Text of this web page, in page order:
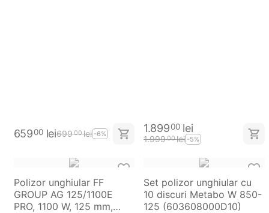
65900 lei69900lei -6% 1.89900 lei
1.99900lei -5%
Polizor unghiular FF
GROUP AG 125/1100E
PRO, 1100 W, 125 mm,
Set polizor unghiular cu
10 discuri Metabo W 850-
125 (603608000D10)